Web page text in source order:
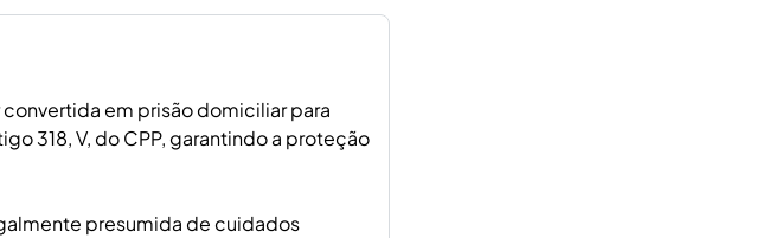
em prisão domiciliar para
318, V, do CPP, garantindo a proteção
presumida de cuidados